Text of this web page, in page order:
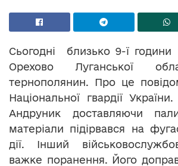
Сьогодні близько 9-ї години
Орехово Луганської
тернополянин. Про це
Національної гвардії
Андруник доставляючи
матеріали підірвався на
дії. Інший
важке поранення. Його